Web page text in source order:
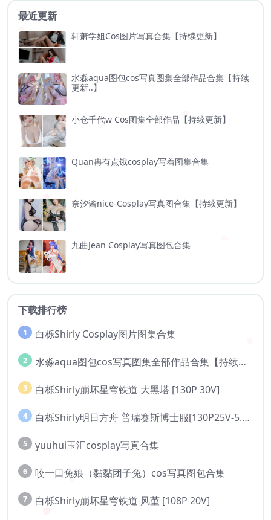
最近更新
轩萧学姐Cos图片写真合集【持续更新】
水淼aqua图包cos写真图集全部作品合集【持续
更新..】
小仓千代w Cos图集全部作品【持续更新】
Quan冉有点饿cosplay写着图集合集
奈汐酱nice-Cosplay写真图合集【持续更新】
九曲Jean Cosplay写真图包合集
下载排行榜
1 白栎Shirly Cosplay图片图集合集
2 水淼aqua图包cos写真图集全部作品合集【持续更新..】
3 白栎Shirly崩坏星穹铁道 大黑塔 [130P 30V]
4 白栎Shirly明日方舟 普瑞赛斯博士服[130P25V-5.76G]
5 yuuhui玉汇cosplay写真合集
6 咬一口兔娘（黏黏团子兔）cos写真图包合集
7 白栎Shirly崩坏星穹铁道 风堇 [108P 20V]